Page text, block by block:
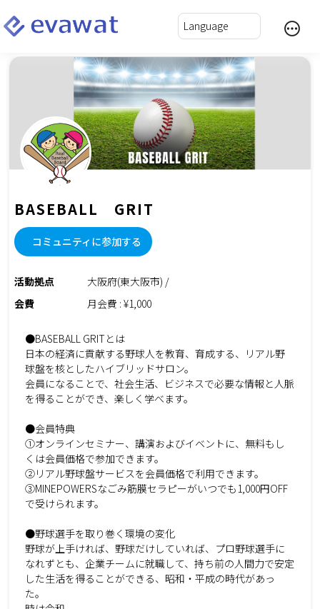
BASEBALL GRIT
コミュニティに参加する
活動拠点
大阪府(東大阪市) /
会費
月会費 : ¥1,000
●BASEBALL GRITとは
日本の経済に貢献する野球人を教育、育成する、リアル野
球盤を核としたハイブリッドサロン。
会員になることで、社会生活、ビジネスで必要な情報と人脈
を得ることができ、楽しく学べます。
●会員特典
①オンラインセミナー、講演およびイベントに、無料もし
くは会員価格で参加できます。
②リアル野球盤サービスを会員価格で利用できます。
③MINEPOWERSなごみ筋膜セラピーがいつでも1,000円OFF
で受けられます。
●野球選手を取り巻く環境の変化
野球が上手ければ、野球だけしていれば、プロ野球選手に
なれずとも、企業チームに就職して、持ち前の人間力で安定
した生活を得ることができる、昭和・平成の時代があっ
た。